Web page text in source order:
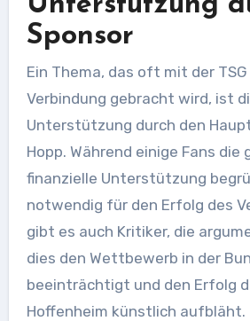
Sponsor
Ein Thema, das oft mit der
Verbindung gebracht wird, ist
Unterstützung durch den
Hopp. Während einige Fans die
finanzielle Unterstützung
notwendig für den Erfolg des
gibt es auch Kritiker, die
dies den Wettbewerb in der
beeinträchtigt und den Erfolg
Hoffenheim künstlich aufbläht.